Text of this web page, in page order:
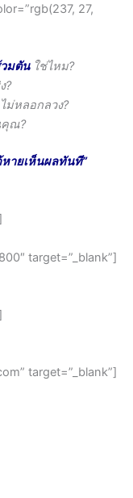
27,
มตันใช่ไหม?
?
ม่หลอกลวง?
คุณ?
หายเห็นผลทันที”
target=”_blank”]
target=”_blank”]